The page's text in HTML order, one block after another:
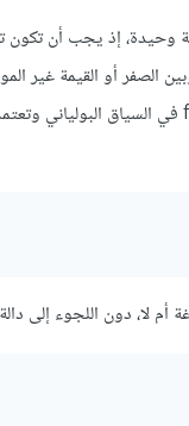
وحيدة، إذ يجب أن تكون
الصفر أو القيمة غير
أم لا، دون اللجوء إلى دالة